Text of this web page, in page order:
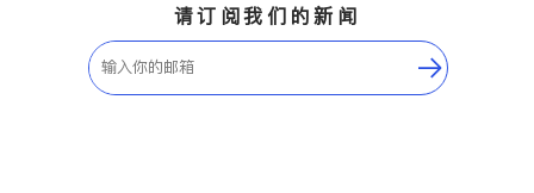
请订阅我们的新闻